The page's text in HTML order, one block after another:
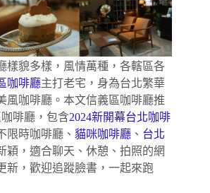
樣貌多樣，風情萬種，各轄區各
咖啡廳主打老宅，身為台北繁華
風咖啡廳。本文信義區咖啡廳推
啡廳，包含2024新開幕台北咖啡
限時咖啡廳、 貓咪咖啡廳 、 台北
穎，適合聊天、休憩、拍照的網
新，歡迎追蹤臉書，一起來跑